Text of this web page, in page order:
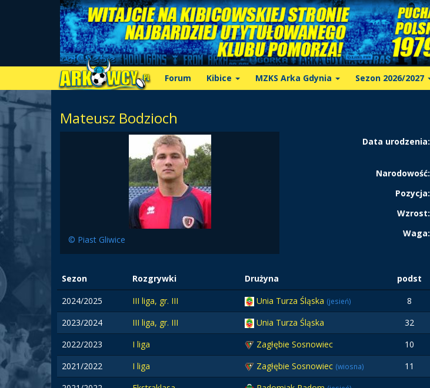
Forum Kibice MZKS Arka Gdynia Sezon 2026/2027
Mateusz Bodzioch
© Piast Gliwice
Data urodzenia:
Narodowość:
Pozycja:
Wzrost:
Waga:
Sezon Rozgrywki Drużyna podst
2024/2025
III liga, gr. III Unia Turza Śląska (jesień) 8
2023/2024
III liga, gr. III Unia Turza Śląska 32
2022/2023
I liga Zagłębie Sosnowiec 10
2021/2022
I liga Zagłębie Sosnowiec (wiosna) 11